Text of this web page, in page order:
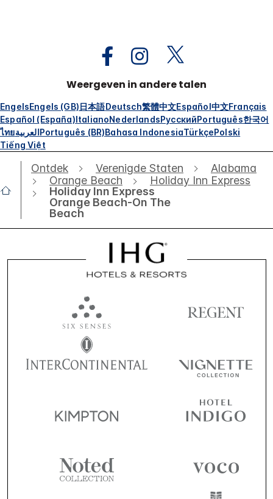
Weergeven in andere talen
EngelsEngels (GB)日本語Deutsch繁體中文Español中文Français
Español (España)ItalianoNederlandsРусскийPortuguês한국어
ไทยالعربيةPortuguês (BR)Bahasa IndonesiaTürkçePolski
Tiếng Việt
Ontdek Verenigde Staten
Alabama
Orange Beach
Holiday Inn Express
Holiday Inn Express
Orange Beach-On The
Beach